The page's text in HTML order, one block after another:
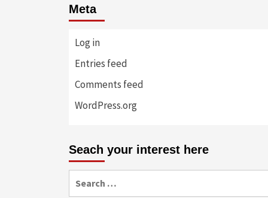
Meta
Log in
Entries feed
Comments feed
WordPress.org
Seach your interest here